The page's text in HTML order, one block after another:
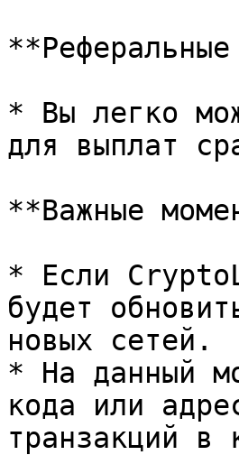
* Вы легко
для выплат
**Важные
* Если
будет
новых сетей.
* На данный
кода или
транзакций в